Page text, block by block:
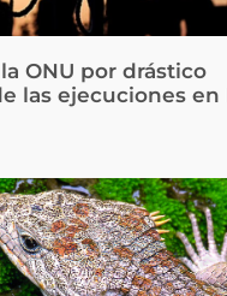
ONU por drástico
las ejecuciones en